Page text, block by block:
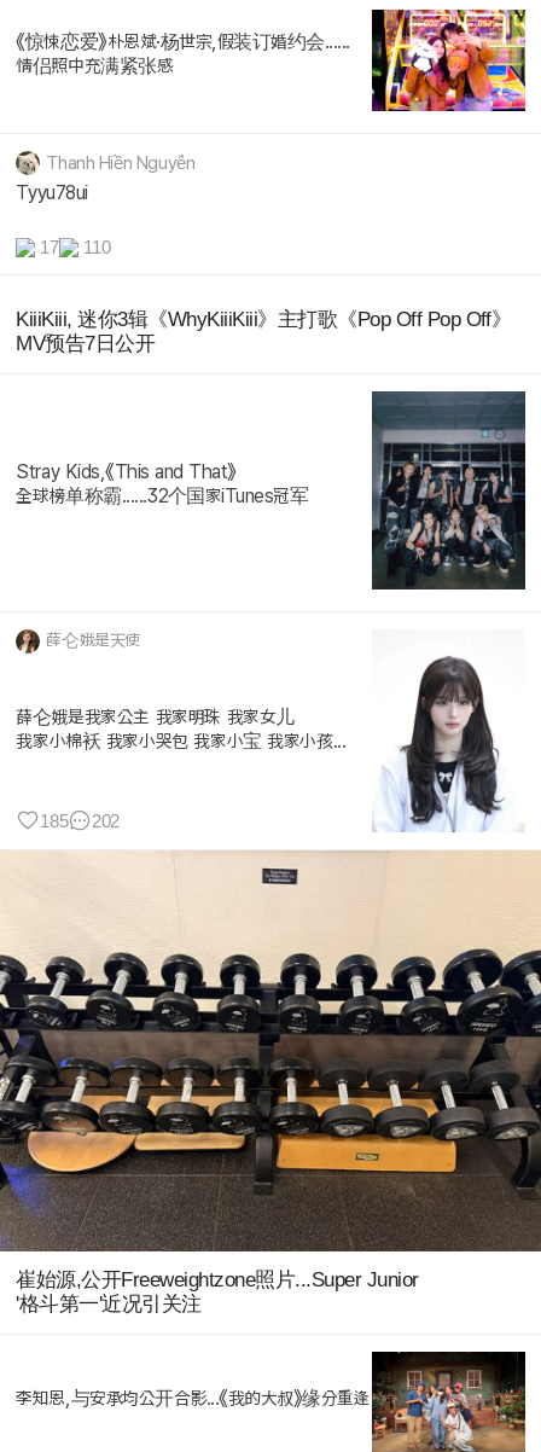
《惊悚恋爱》朴恩斌·杨世宗,假装订婚约会......
情侣照中充满紧张感
Thanh Hiền Nguyễn
Tyyu78ui
17 110
KiiiKiii, 迷你3辑《WhyKiiiKiii》主打歌《Pop Off Pop Off》
MV预告7日公开
Stray Kids,《This and That》
全球榜单称霸......32个国家iTunes冠军
薛仑娥是天使
薛仑娥是我家公主 我家明珠 我家女儿
我家小棉袄 我家小哭包 我家小宝 我家小孩...
185 202
崔始源,公开Freeweightzone照片...Super Junior
'格斗第一'近况引关注
李知恩,与安承均公开合影...《我的大叔》缘分重逢